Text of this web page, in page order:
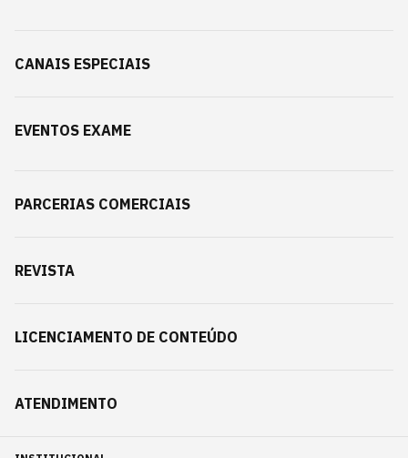
CANAIS ESPECIAIS
EVENTOS EXAME
PARCERIAS COMERCIAIS
REVISTA
LICENCIAMENTO DE CONTEÚDO
ATENDIMENTO